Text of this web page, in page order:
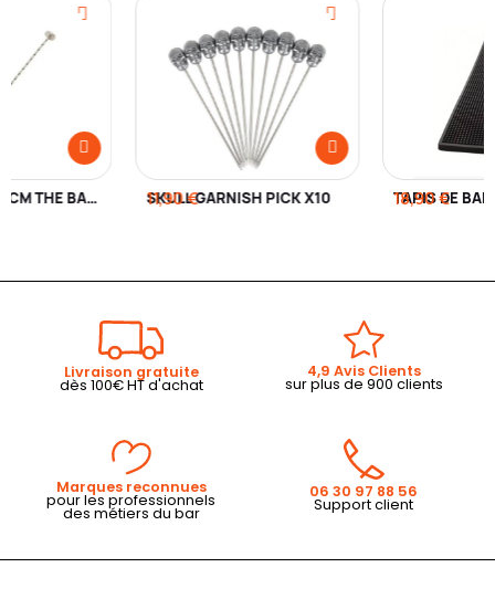
BAR SPOON 35 CM THE BARS SKULL GARNISH PICK X10
11,90 € 18,90 €
Livraison gratuite
dès 100€ HT d'achat
4,9 Avis Clients
sur plus de 900 clients
Marques reconnues
pour les professionnels
des métiers du bar
06 30 97 88 56
Support client